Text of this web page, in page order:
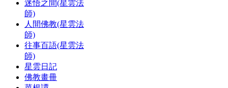
迷悟之間(星雲法
師)
人間佛教(星雲法
師)
往事百語(星雲法
師)
星雲日記
佛教畫冊